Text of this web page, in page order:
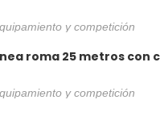
y competición
roma 25 metros con
y competición